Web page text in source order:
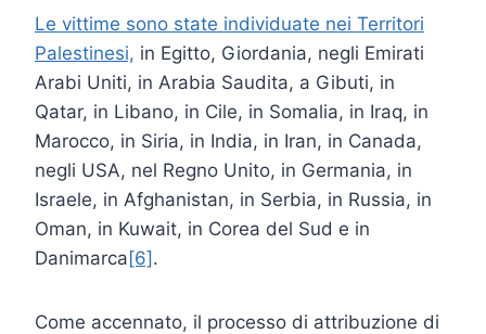
Le vittime sono state individuate nei Territori
Palestinesi, in Egitto, Giordania, negli Emirati
Arabi Uniti, in Arabia Saudita, a Gibuti, in
Qatar, in Libano, in Cile, in Somalia, in Iraq, in
Marocco, in Siria, in India, in Iran, in Canada,
negli USA, nel Regno Unito, in Germania, in
Israele, in Afghanistan, in Serbia, in Russia, in
Oman, in Kuwait, in Corea del Sud e in
Danimarca[6].
Come accennato, il processo di attribuzione di